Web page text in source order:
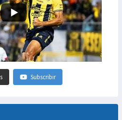
Subscribir